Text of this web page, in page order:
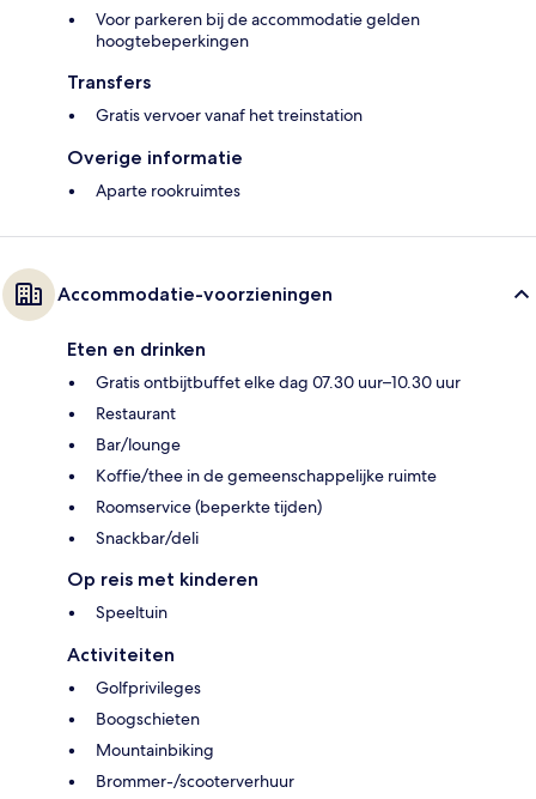
Voor parkeren bij de accommodatie gelden
hoogtebeperkingen
Transfers
Gratis vervoer vanaf het treinstation
Overige informatie
Aparte rookruimtes
Accommodatie-voorzieningen
Eten en drinken
Gratis ontbijtbuffet elke dag 07.30 uur–10.30 uur
Restaurant
Bar/lounge
Koffie/thee in de gemeenschappelijke ruimte
Roomservice (beperkte tijden)
Snackbar/deli
Op reis met kinderen
Speeltuin
Activiteiten
Golfprivileges
Boogschieten
Mountainbiking
Brommer-/scooterverhuur